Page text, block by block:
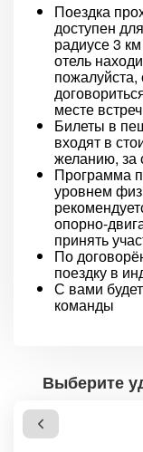
Поездка
доступен
радиусе 3
отель
месте
Билеты в
входят в
желанию, за
Программа
уровнем
опорно-
принять
По
поездку в
С вами
команды
Выберите